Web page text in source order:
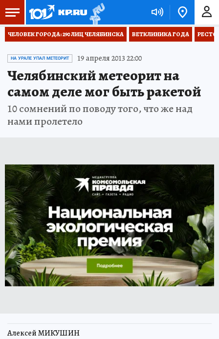
ЧЕЛОВЕК ГОРОДА: 290 ЛИЦ ЧЕЛЯБИНСКА ВЕТКЛИНИКА ГОДА
НА УРАЛЕ УПАЛ МЕТЕОРИТ 19 апреля 2013 22:00
Челябинский метеорит на
самом деле мог быть ракетой
10 сомнений по поводу того, что же над
нами пролетело
Алексей МИКУШИН